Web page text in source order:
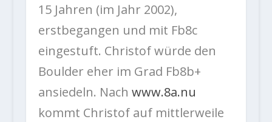
15 Jahren (im Jahr 2002),
erstbegangen und mit Fb8c
eingestuft. Christof würde den
Boulder eher im Grad Fb8b+
ansiedeln. Nach www.8a.nu
kommt Christof auf mittlerweile